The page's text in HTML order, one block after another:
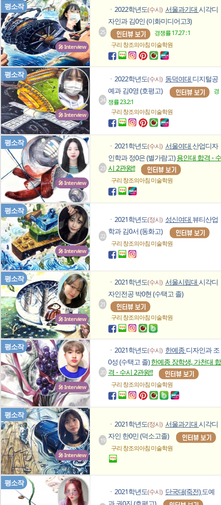
🎤 Interview
평소작
25
ㆍ 2022학년도(수시) 서울과기대 시각디
자인과 김0인 (이화미디어고3)
경쟁률 17.27 : 1
구리 창조의아침미술학원
🎤 Interview
평소작
24
ㆍ 2022학년도(수시) 동덕여대 디지털공
예과 김0영 (호평고)
경
쟁률 23.2:1
구리 창조의아침미술학원
🎤 Interview
평소작
23
ㆍ 2021학년도(수시) 서울여대 산업디자
인학과 정0은 (별가람고)용인대 합격 - 수
시 2관왕!!
구리 창조의아침미술학원
🎤 Interview
평소작
22
ㆍ 2021학년도(정시) 성신여대 뷰티산업
학과 김0서 (동화고)
구리 창조의아침미술학원
🎤 Interview
평소작
21
ㆍ 2021학년도(수시) 서울시립대 시각디
자인전공 박0현 (수택고 졸)
구리 창조의아침미술학원
🎤 Interview
평소작
20
ㆍ 2021학년도(수시) 한예종 디자인과 조
0성 (수택고 졸)한예종 장학생, 가천대 합
격 - 수시 2관왕!!
구리 창조의아침미술학원
🎤 Interview
평소작
19
ㆍ 2021학년도(정시) 서울과기대 시각디
자인 한0민 (덕소고졸)
구리 창조의아침미술학원
평소작
ㆍ 2021학년도(수시) 단국대(죽전) 도예
과 권0진 (호평고)